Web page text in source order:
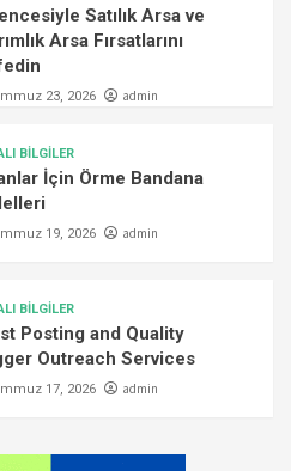
Satılık Arsa ve
Arsa Fırsatlarını
23, 2026 admin
BİLGİLER
İçin Örme Bandana
19, 2026 admin
BİLGİLER
Posting and Quality
Outreach Services
17, 2026 admin